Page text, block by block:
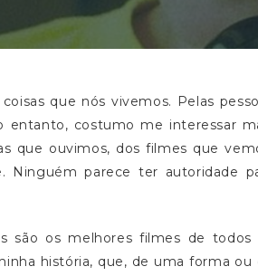
que nós vivemos. Pelas
entanto, costumo me interessar
que ouvimos, dos filmes que
parece ter autoridade
são os melhores filmes de todos
história, que, de uma forma ou